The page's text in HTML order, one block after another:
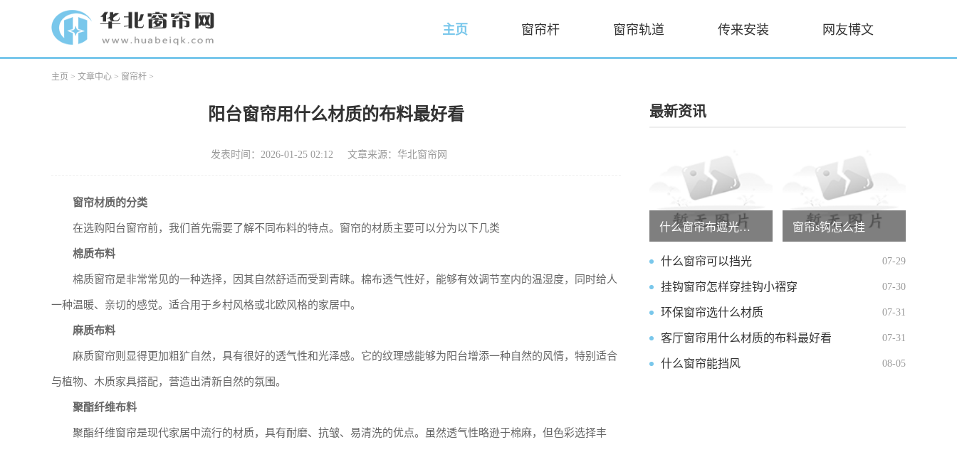
主页 窗帘杆 窗帘轨道 传来安装 网友博文
主页 > 文章中心 > 窗帘杆 >
阳台窗帘用什么材质的布料最好看
发表时间：2026-01-25 02:12 文章来源：华北窗帘网
窗帘材质的分类
在选购阳台窗帘前，我们首先需要了解不同布料的特点。窗帘的材质主要可以分为以下几类
棉质布料
棉质窗帘是非常常见的一种选择，因其自然舒适而受到青睐。棉布透气性好，能够有效调节室内的温湿度，同时给人
一种温暖、亲切的感觉。适合用于乡村风格或北欧风格的家居中。
麻质布料
麻质窗帘则显得更加粗犷自然，具有很好的透气性和光泽感。它的纹理感能够为阳台增添一种自然的风情，特别适合
与植物、木质家具搭配，营造出清新自然的氛围。
聚酯纤维布料
聚酯纤维窗帘是现代家居中流行的材质，具有耐磨、抗皱、易清洗的优点。虽然透气性略逊于棉麻，但色彩选择丰
最新资讯
什么窗帘布遮光效果好一点呢 窗帘s钩怎么挂
什么窗帘可以挡光 07-29
挂钩窗帘怎样穿挂钩小褶穿 07-30
环保窗帘选什么材质 07-31
客厅窗帘用什么材质的布料最好看 07-31
什么窗帘能挡风 08-05